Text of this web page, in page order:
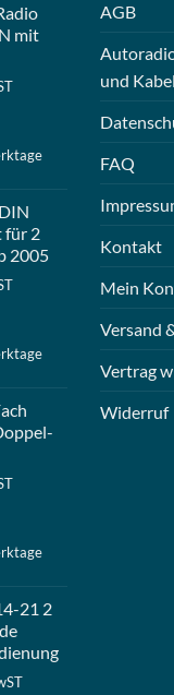
mit
für 2
2005
21 2
AGB
und Kabel
FAQ
Kontakt
Mein
Versand
Vertrag
Widerruf